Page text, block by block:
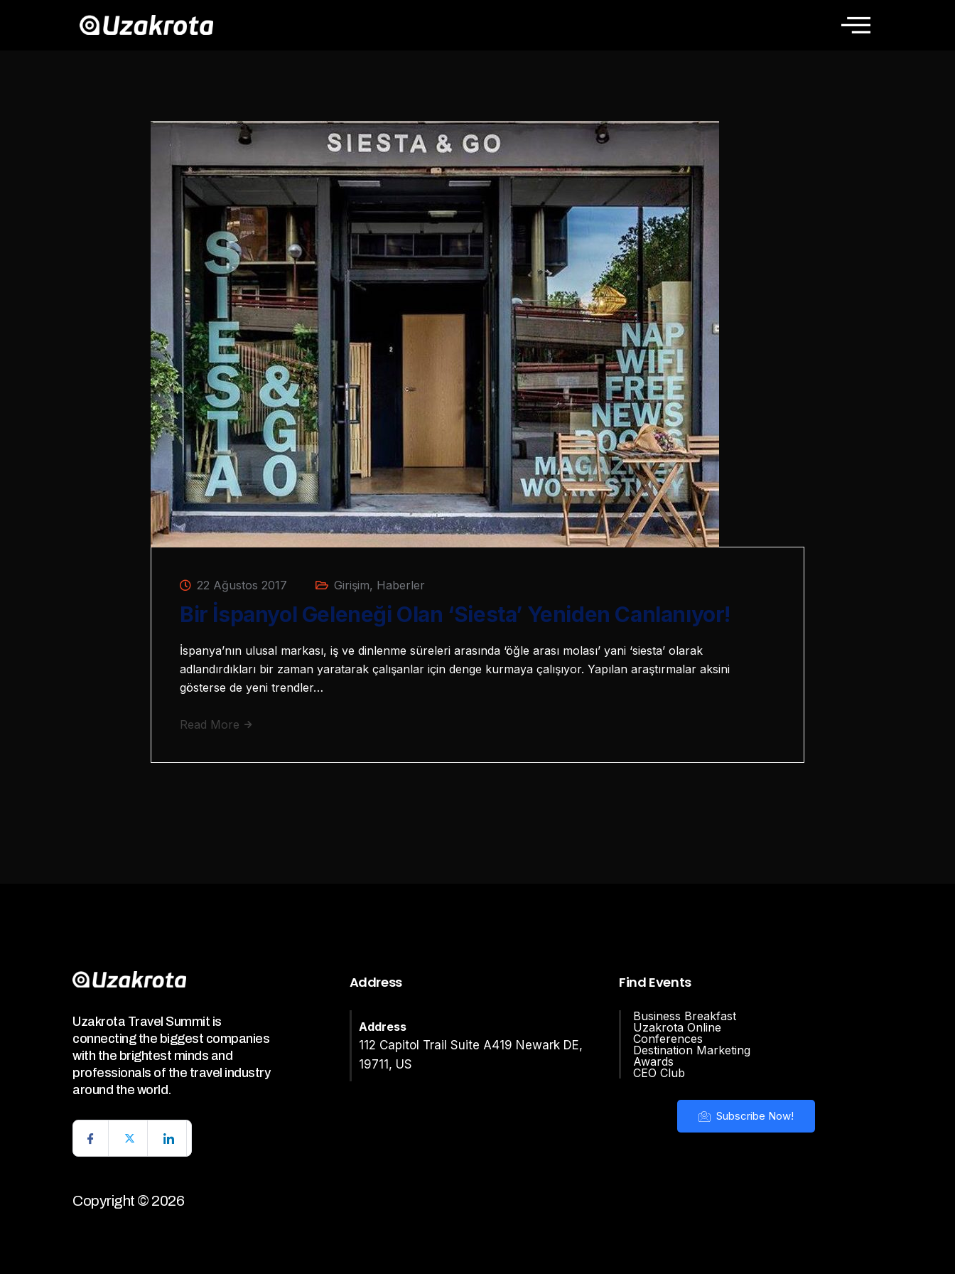
22 Ağustos 2017 Girişim, Haberler
Bir İspanyol Geleneği Olan ‘Siesta’ Yeniden Canlanıyor!
İspanya’nın ulusal markası, iş ve dinlenme süreleri arasında ‘öğle arası molası’ yani ‘siesta’ olarak
adlandırdıkları bir zaman yaratarak çalışanlar için denge kurmaya çalışıyor. Yapılan araştırmalar aksini
gösterse de yeni trendler…
Read More
Uzakrota Travel Summit is
connecting the biggest companies
with the brightest minds and
professionals of the travel industry
around the world.
Copyright © 2026
Address
Address
112 Capitol Trail Suite A419 Newark DE,
19711, US
Find Events
Business Breakfast
Uzakrota Online
Conferences
Destination Marketing
Awards
CEO Club
Subscribe Now!